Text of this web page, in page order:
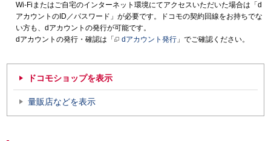
Wi-Fiまたはご自宅のインターネット環境にてアクセスいただいた場合は「d
アカウントのID／パスワード」が必要です。ドコモの契約回線をお持ちでな
い方も、dアカウントの発行が可能です。
dアカウントの発行・確認は「
dアカウント発行 」でご確認ください。
ドコモショップを表示
量販店などを表示